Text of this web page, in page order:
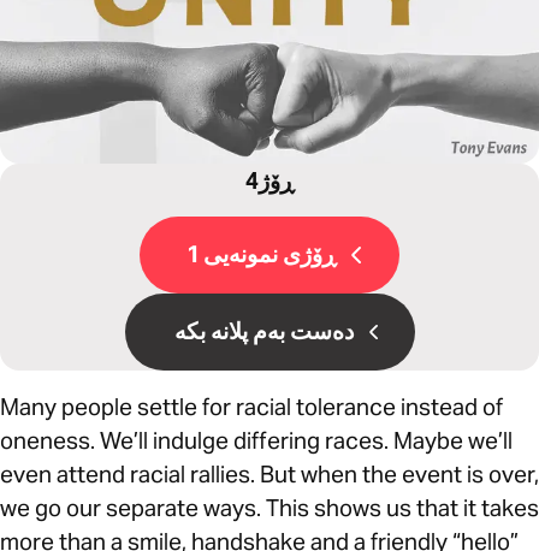
4ڕۆژ
ڕۆژی نمونەیی 1
دەست بەم پلانە بکە
Many people settle for racial tolerance instead of
oneness. We’ll indulge differing races. Maybe we’ll
even attend racial rallies. But when the event is over,
we go our separate ways. This shows us that it takes
more than a smile, handshake and a friendly “hello”